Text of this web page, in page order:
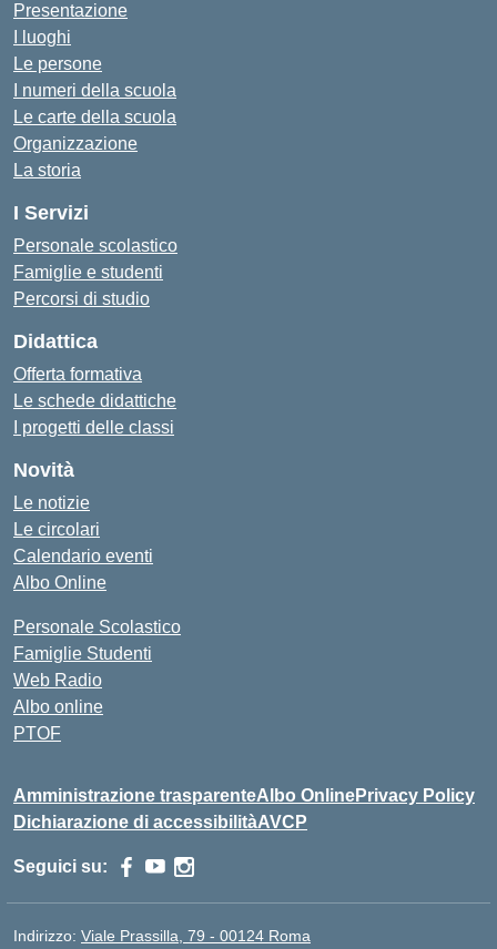
Presentazione
I luoghi
Le persone
I numeri della scuola
Le carte della scuola
Organizzazione
La storia
I Servizi
Personale scolastico
Famiglie e studenti
Percorsi di studio
Didattica
Offerta formativa
Le schede didattiche
I progetti delle classi
Novità
Le notizie
Le circolari
Calendario eventi
Albo Online
Personale Scolastico
Famiglie Studenti
Web Radio
Albo online
PTOF
Amministrazione trasparenteAlbo OnlinePrivacy Policy
Dichiarazione di accessibilitàAVCP
Seguici su:
Indirizzo: Viale Prassilla, 79 - 00124 Roma